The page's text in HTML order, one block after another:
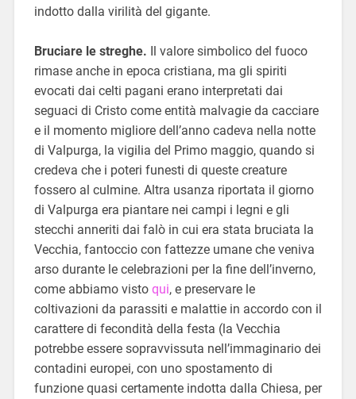
indotto dalla virilità del gigante.
Bruciare le streghe. Il valore simbolico del fuoco
rimase anche in epoca cristiana, ma gli spiriti
evocati dai celti pagani erano interpretati dai
seguaci di Cristo come entità malvagie da cacciare
e il momento migliore dell’anno cadeva nella notte
di Valpurga, la vigilia del Primo maggio, quando si
credeva che i poteri funesti di queste creature
fossero al culmine. Altra usanza riportata il giorno
di Valpurga era piantare nei campi i legni e gli
stecchi anneriti dai falò in cui era stata bruciata la
Vecchia, fantoccio con fattezze umane che veniva
arso durante le celebrazioni per la fine dell’inverno,
come abbiamo visto qui, e preservare le
coltivazioni da parassiti e malattie in accordo con il
carattere di fecondità della festa (la Vecchia
potrebbe essere sopravvissuta nell’immaginario dei
contadini europei, con uno spostamento di
funzione quasi certamente indotta dalla Chiesa, per